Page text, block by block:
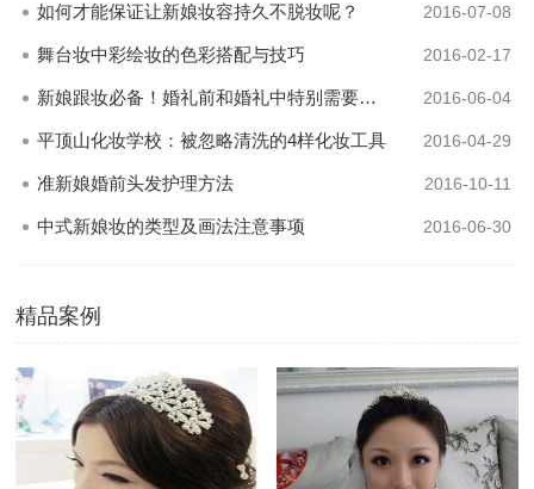
如何才能保证让新娘妆容持久不脱妆呢？ 2016-07-08
舞台妆中彩绘妆的色彩搭配与技巧 2016-02-17
新娘跟妆必备！婚礼前和婚礼中特别需要注意的跟妆事项 2016-06-04
平顶山化妆学校：被忽略清洗的4样化妆工具 2016-04-29
准新娘婚前头发护理方法 2016-10-11
中式新娘妆的类型及画法注意事项 2016-06-30
精品案例